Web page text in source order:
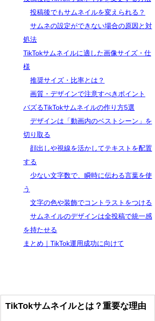
投稿後でもサムネイルを変えられる？
サムネの設定ができない場合の原因と対
処法
TikTokサムネイルに適した画像サイズ・仕
様
推奨サイズ・比率とは？
画質・デザインで注意すべきポイント
バズるTikTokサムネイルの作り方5選
デザインは「動画内のベストシーン」を
切り取る
顔出しや視線を活かしてテキストを配置
する
少ない文字数で、瞬時に伝わる言葉を使
う
文字の色や装飾でコントラストをつける
サムネイルのデザインは全投稿で統一感
を持たせる
まとめ｜TikTok運用成功に向けて
TikTokサムネイルとは？重要な理由